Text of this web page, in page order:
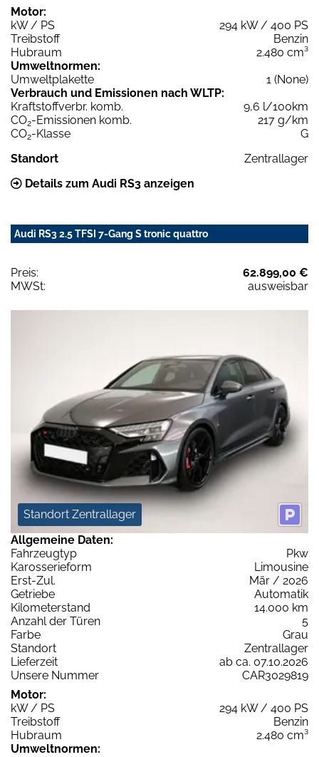
Motor:
kW / PS
294 kW / 400 PS
Treibstoff
Benzin
Hubraum
2.480 cm³
Umweltnormen:
Umweltplakette
1 (None)
Verbrauch und Emissionen nach WLTP:
Kraftstoffverbr. komb.
9,6 l/100km
CO2-Emissionen komb.
217 g/km
CO2-Klasse
G
Standort
Zentrallager
Details zum Audi RS3 anzeigen
Audi RS3 2.5 TFSI 7-Gang S tronic quattro
Preis:
62.899,00 €
MWSt:
ausweisbar
Standort Zentrallager
Allgemeine Daten:
Fahrzeugtyp
Pkw
Karosserieform
Limousine
Erst-Zul.
Mär / 2026
Getriebe
Automatik
Kilometerstand
14.000 km
Anzahl der Türen
5
Farbe
Grau
Standort
Zentrallager
Lieferzeit
ab ca. 07.10.2026
Unsere Nummer
CAR3029819
Motor:
kW / PS
294 kW / 400 PS
Treibstoff
Benzin
Hubraum
2.480 cm³
Umweltnormen: